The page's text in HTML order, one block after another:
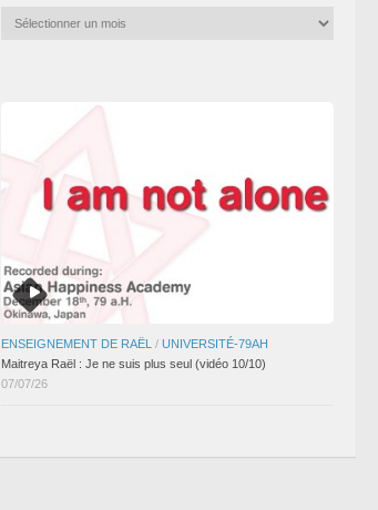
Archives
ENSEIGNEMENT DE RAËL / UNIVERSITÉ-79AH
Maitreya Raël : Je ne suis plus seul (vidéo 10/10)
07/07/26